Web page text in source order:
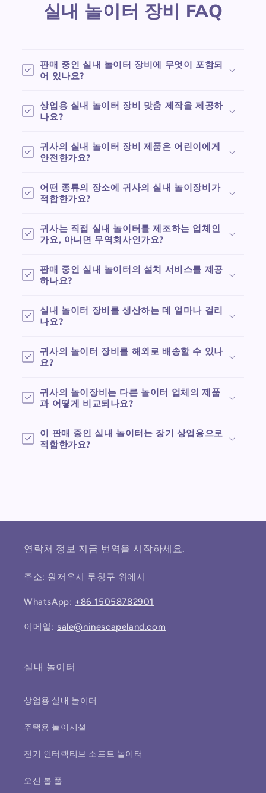
실내 놀이터 장비 FAQ
판매 중인 실내 놀이터 장비에 무엇이 포함되
어 있나요?
상업용 실내 놀이터 장비 맞춤 제작을 제공하
나요?
귀사의 실내 놀이터 장비 제품은 어린이에게
안전한가요?
어떤 종류의 장소에 귀사의 실내 놀이장비가
적합한가요?
귀사는 직접 실내 놀이터를 제조하는 업체인
가요, 아니면 무역회사인가요?
판매 중인 실내 놀이터의 설치 서비스를 제공
하나요?
실내 놀이터 장비를 생산하는 데 얼마나 걸리
나요?
귀사의 놀이터 장비를 해외로 배송할 수 있나
요?
귀사의 놀이장비는 다른 놀이터 업체의 제품
과 어떻게 비교되나요?
이 판매 중인 실내 놀이터는 장기 상업용으로
적합한가요?
연락처 정보 지금 번역을 시작하세요.
주소: 원저우시 루청구 위에시
WhatsApp: +86 15058782901
이메일:sale@ninescapeland.com
실내 놀이터
상업용 실내 놀이터
주택용 놀이시설
전기 인터랙티브 소프트 놀이터
오션 볼 풀